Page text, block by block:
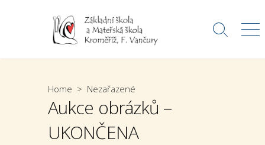
Search
Home > Nezařazené
Aukce obrázků –
UKONČENA